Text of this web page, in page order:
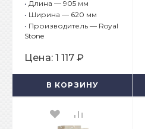
Stone Буффало
• Длина — 905 мм
• Ширина — 620 мм
• Производитель — Royal
Stone
Цена: 1 117 ₽
В КОРЗИНУ